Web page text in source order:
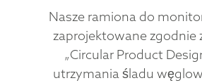
Nasze ramiona do
zaprojektowane zgodnie
„Circular Product
utrzymania śladu